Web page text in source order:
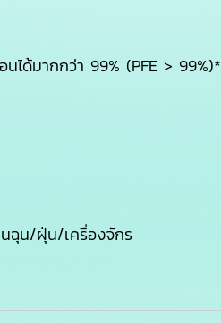
ได้มากกว่า 99% (PFE > 99%)*
ฉุน/ฝุ่น/เครื่องจักร